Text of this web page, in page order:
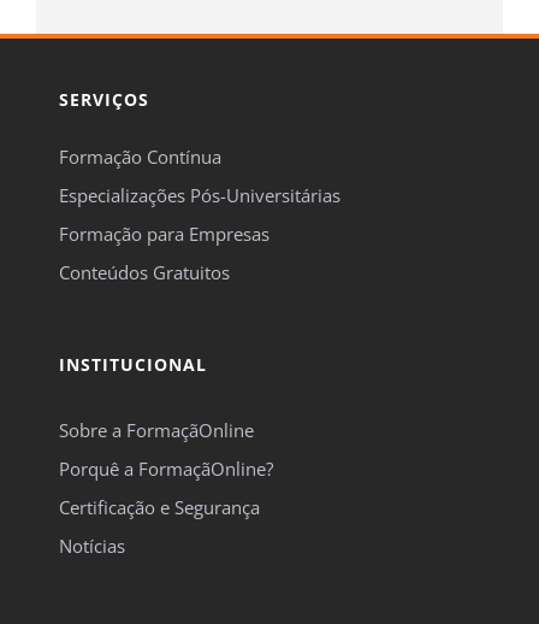
SERVIÇOS
Formação Contínua
Especializações Pós-Universitárias
Formação para Empresas
Conteúdos Gratuitos
INSTITUCIONAL
Sobre a FormaçãOnline
Porquê a FormaçãOnline?
Certificação e Segurança
Notícias